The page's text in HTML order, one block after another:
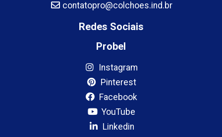
contatopro@colchoes.ind.br
Redes Sociais
Probel
Instagram
Pinterest
Facebook
YouTube
Linkedin